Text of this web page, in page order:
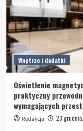
Wnętrze i dodatki
Oświetlenie
praktyczny
wymagających
Redakcja 23